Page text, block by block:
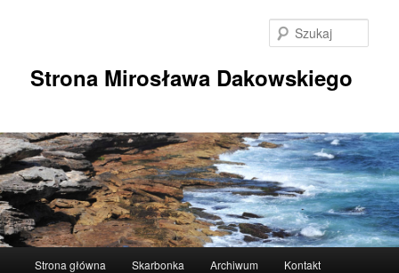
Strona Mirosława Dakowskiego
Strona główna Skarbonka Archiwum Kontakt